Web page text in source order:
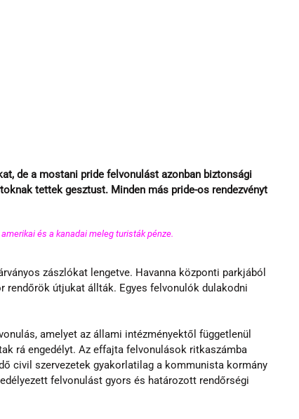
de a mostani pride felvonulást azonban biztonsági
tettek gesztust. Minden más pride-os rendezvényt
és a kanadai meleg turisták pénze.
zászlókat lengetve. Havanna központi parkjából
útjukat állták. Egyes felvonulók dulakodni
amelyet az állami intézményektől függetlenül
rá engedélyt. Az effajta felvonulások ritkaszámba
civil szervezetek gyakorlatilag a kommunista kormány
felvonulást gyors és határozott rendőrségi